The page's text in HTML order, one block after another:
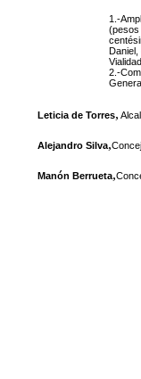
1.-
(pesos
2.-
Leticia de Torres,
Alejandro Silva,
Manón Berrueta,